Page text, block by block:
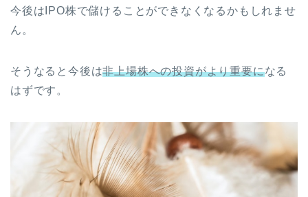
今後はIPO株で儲けることができなくなるかもしれませ
ん。
そうなると今後は非上場株への投資がより重要になる
はずです。